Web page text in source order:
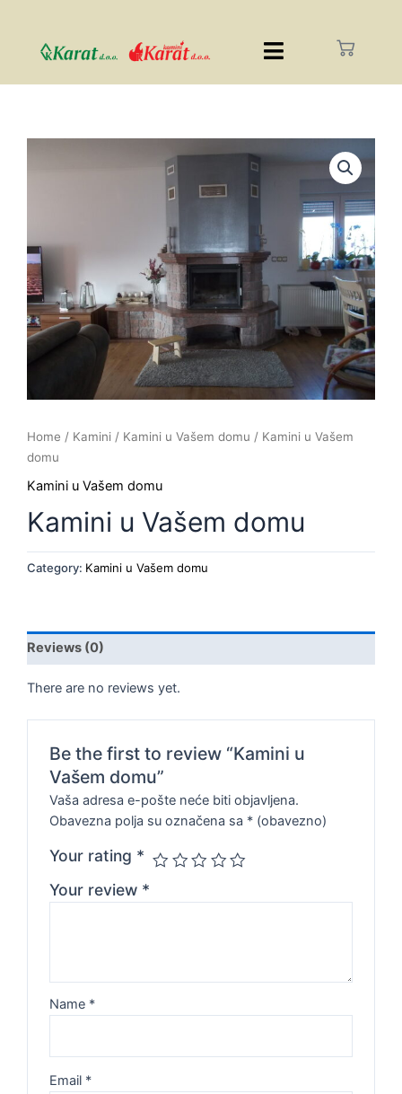
Home / Kamini / Kamini u Vašem domu / Kamini u Vašem
domu
Kamini u Vašem domu
Kamini u Vašem domu
Category: Kamini u Vašem domu
Reviews (0)
There are no reviews yet.
Be the first to review “Kamini u
Vašem domu”
Vaša adresa e-pošte neće biti objavljena.
Obavezna polja su označena sa * (obavezno)
Your rating *
Your review *
Name *
Email *